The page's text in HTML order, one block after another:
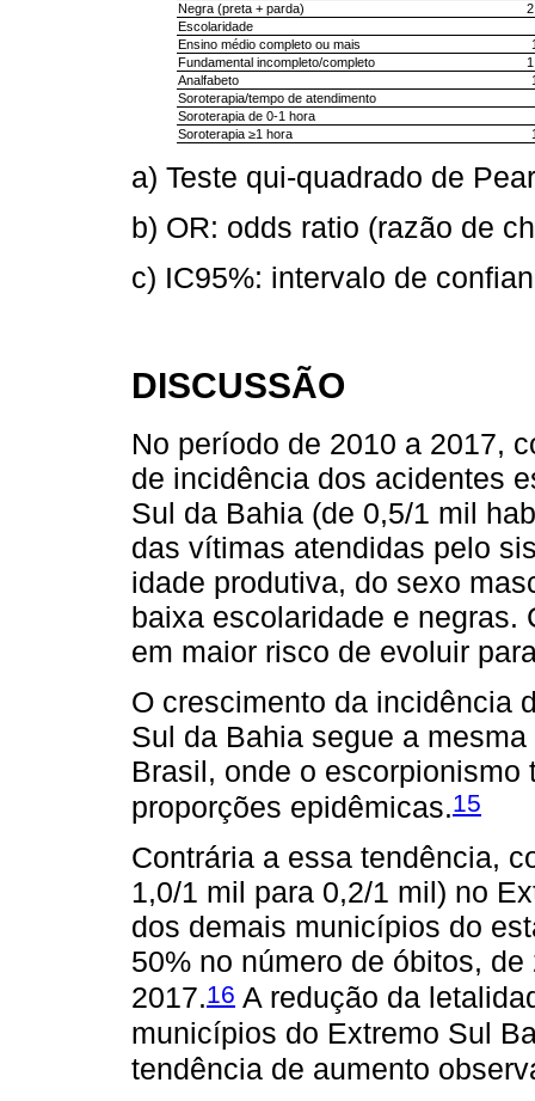
Negra (preta + parda)
Escolaridade
Ensino médio completo ou mais
Fundamental incompleto/completo
Analfabeto
Soroterapia/tempo de atendimento
Soroterapia de 0-1 hora
Soroterapia ≥1 hora
a) Teste qui-quadrado de
b) OR: odds ratio (razão de
c) IC95%: intervalo de
DISCUSSÃO
No período de 2010 a 2017,
de incidência dos acidentes
Sul da Bahia (de 0,5/1 mil
das vítimas atendidas pelo
idade produtiva, do sexo
baixa escolaridade e negras.
em maior risco de evoluir
O crescimento da incidência
Sul da Bahia segue a
Brasil, onde o
proporções epidêmicas.15
Contrária a essa tendência,
1,0/1 mil para 0,2/1 mil) no
dos demais municípios do
50% no número de óbitos,
2017.16 A redução da
municípios do Extremo Sul
tendência de aumento